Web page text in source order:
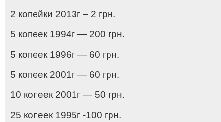
2 копейки 2013г – 2 грн.
5 копеек 1994г — 200 грн.
5 копеек 1996г — 60 грн.
5 копеек 2001г — 60 грн.
10 копеек 2001г — 50 грн.
25 копеек 1995г -100 грн.